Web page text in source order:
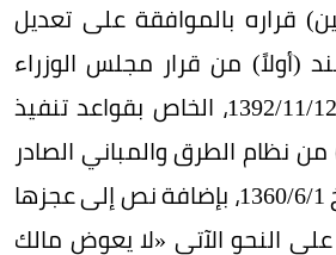
قراره بالموافقة على تعديل
(أولاً) من قرار مجلس الوزراء
رقم (1270) وتاريخ 12/‏‏‏11/‏‏‏1392، الخاص بقواعد تنفيذ
(21) و(23) من نظام الطرق والمباني الصادر
بالأمر الملكي بتاريخ 1/‏‏‏6/‏‏‏1360، بإضافة نص إلى عجزها
النحو الآتي «لا يعوض مالك